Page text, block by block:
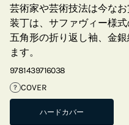
芸術家や芸術技法は今な
装丁は、サファヴィー様
五角形の折り返し袖、金
ます。
9781439716038
? COVER
ハードカバー